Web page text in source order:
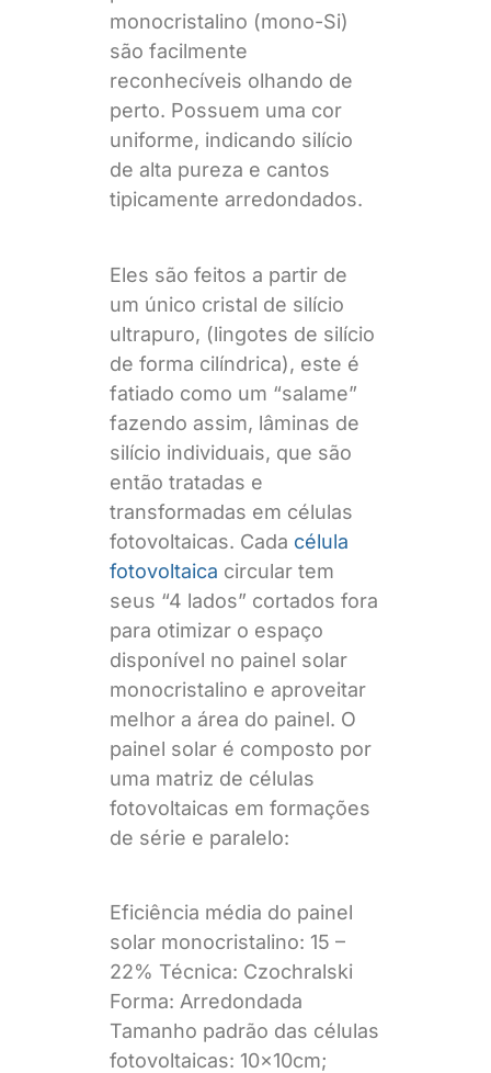
monocristalino (mono-Si)
são facilmente
reconhecíveis olhando de
perto. Possuem uma cor
uniforme, indicando silício
de alta pureza e cantos
tipicamente arredondados.
Eles são feitos a partir de
um único cristal de silício
ultrapuro, (lingotes de silício
de forma cilíndrica), este é
fatiado como um “salame”
fazendo assim, lâminas de
silício individuais, que são
então tratadas e
transformadas em células
fotovoltaicas. Cada célula
fotovoltaica circular tem
seus “4 lados” cortados fora
para otimizar o espaço
disponível no painel solar
monocristalino e aproveitar
melhor a área do painel. O
painel solar é composto por
uma matriz de células
fotovoltaicas em formações
de série e paralelo:
Eficiência média do painel
solar monocristalino: 15 –
22% Técnica: Czochralski
Forma: Arredondada
Tamanho padrão das células
fotovoltaicas: 10x10cm;